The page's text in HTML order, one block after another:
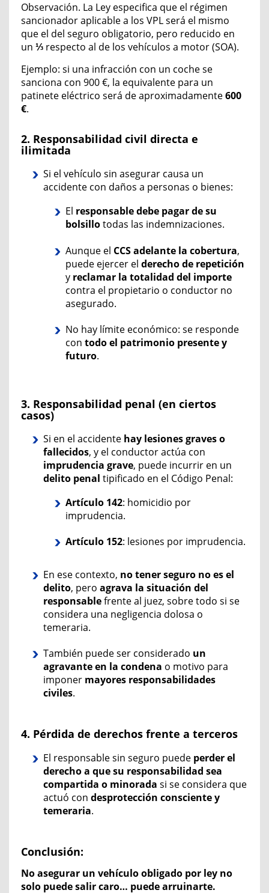
Observación. La Ley especifica que el régimen
sancionador aplicable a los VPL será el mismo
que el del seguro obligatorio, pero reducido en
un ⅓ respecto al de los vehículos a motor(SOA).
Ejemplo: si una infracción con un coche se
sanciona con 900 €, la equivalente para un
patinete eléctrico será deaproximadamente600
€.
2. Responsabilidad civil directa e
ilimitada
Si el vehículo sin asegurar causa un
accidente con daños a personas o bienes:
El responsable debe pagar de su
bolsillotodas las indemnizaciones.
Aunque el CCS adelante la cobertura,
puede ejercer el derecho de repetición
y reclamar la totalidad del importe
contra el propietario o conductor no
asegurado.
No hay límite económico: se responde
con todo el patrimonio presente y
futuro.
3. Responsabilidad penal (en ciertos
casos)
Si en el accidente hay lesiones graves o
fallecidos, y el conductor actúa con
imprudencia grave, puede incurrir en un
delito penal tipificado en el Código Penal:
Artículo 142: homicidio por
imprudencia.
Artículo 152: lesiones por imprudencia.
En ese contexto, no tener seguro no es el
delito, pero agrava la situación del
responsablefrente al juez, sobre todo si se
considera una negligencia dolosa o
temeraria.
También puede ser considerado un
agravante en la condena o motivo para
imponer mayores responsabilidades
civiles.
4. Pérdida de derechos frente a terceros
El responsable sin seguro puede perder el
derecho a que su responsabilidad sea
compartida o minorada si se considera que
actuó con desprotección consciente y
temeraria.
Conclusión:
No asegurar un vehículo obligado por ley no
solo puede salir caro… puede arruinarte.